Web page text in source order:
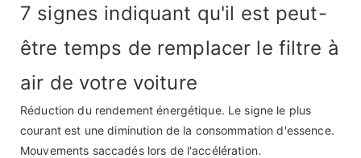
7 signes indiquant qu'il est peut-
être temps de remplacer le filtre à
air de votre voiture
Réduction du rendement énergétique. Le signe le plus
courant est une diminution de la consommation d'essence.
Mouvements saccadés lors de l'accélération.